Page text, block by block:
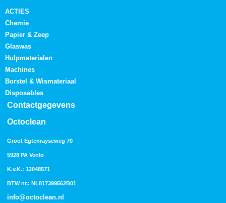
ACTIES
Chemie
Papier & Zeep
Glaswas
Hulpmaterialen
Machines
Borstel & Wismateriaal
Disposables
Contactgegevens
Octoclean
Groot Egtenrayseweg 70
5928 PA Venlo
K.v.K.: 12048571
BTW nr.: NL817399562B01
info@octoclean.nl